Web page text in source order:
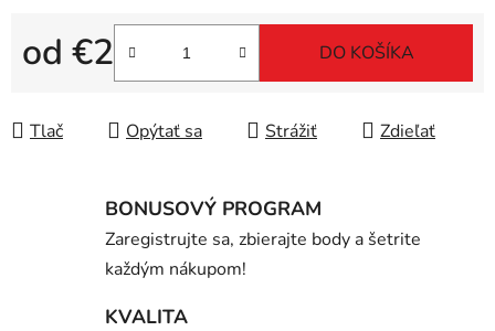
od €2
Jednotková cena:
DO KOŠÍKA
Tlač Opýtať sa Strážiť Zdieľať
BONUSOVÝ PROGRAM
Zaregistrujte sa, zbierajte body a šetrite
každým nákupom!
KVALITA